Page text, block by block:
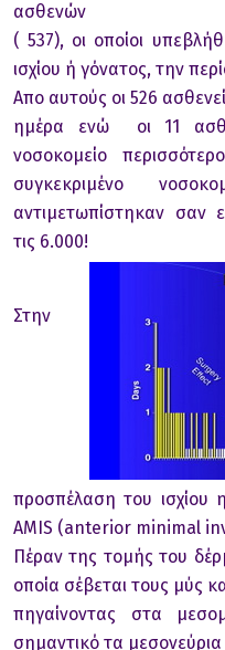
ασθενών
( 537), οι οποίοι
ισχίου ή γόνατος, την
Απο αυτούς οι 526
ημέρα ενώ οι 11
νοσοκομείο
συγκεκριμένο
αντιμετωπίστηκαν σαν
τις 6.000!
Στην
προσπέλαση του ισχίου
AMIS (anterior minimal
Πέραν της τομής του
οποία σέβεται τους μύς
πηγαίνοντας στα
σημαντικό τα μεσονεύρια